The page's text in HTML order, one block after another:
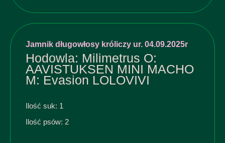
Jamnik długowłosy króliczy ur. 04.09.2025r
Hodowla: Milimetrus O:
AAVISTUKSEN MINI MACHO
M: Evasion LOLOVIVI
Ilość suk: 1
Ilość psów: 2